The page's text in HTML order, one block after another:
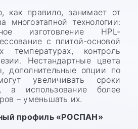
как правило, занимает от
многоэтапной технологии:
изготовление HPL-
с плитой-основой
температурах, контроль
Нестандартные цвета
дополнительные опции по
увеличивать сроки
а использование более
– уменьшать их.
профиль «РОСПАН»